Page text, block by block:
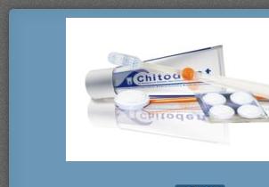
FOCKEN
BIOTECHNIK